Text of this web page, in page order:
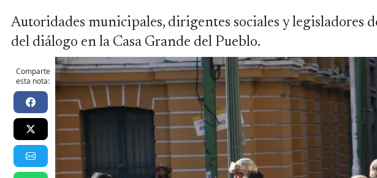
Autoridades municipales, dirigentes sociales y legisladores
del diálogo en la Casa Grande del Pueblo.
Comparte
esta nota: